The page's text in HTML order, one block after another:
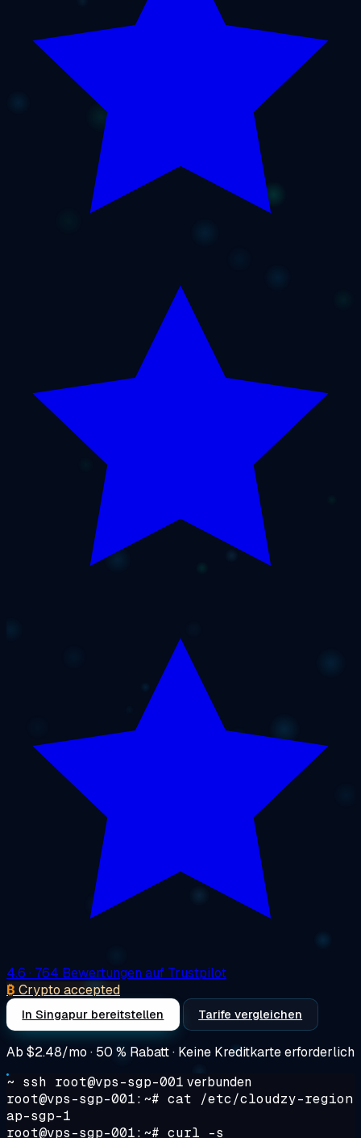
4.6 · 764 Bewertungen auf Trustpilot
₿ Crypto accepted
In Singapur bereitstellen Tarife vergleichen
Ab $2.48/mo · 50 % Rabatt · Keine Kreditkarte erforderlich
~ ssh root@vps-sgp-001 verbunden
root@vps-sgp-001:~# cat /etc/cloudzy-region
ap-sgp-1
root@vps-sgp-001:~# curl -s